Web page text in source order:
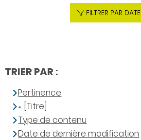
FILTRER PAR DATE
TRIER PAR :
Pertinence
[Titre]
Type de contenu
Date de dernière modification